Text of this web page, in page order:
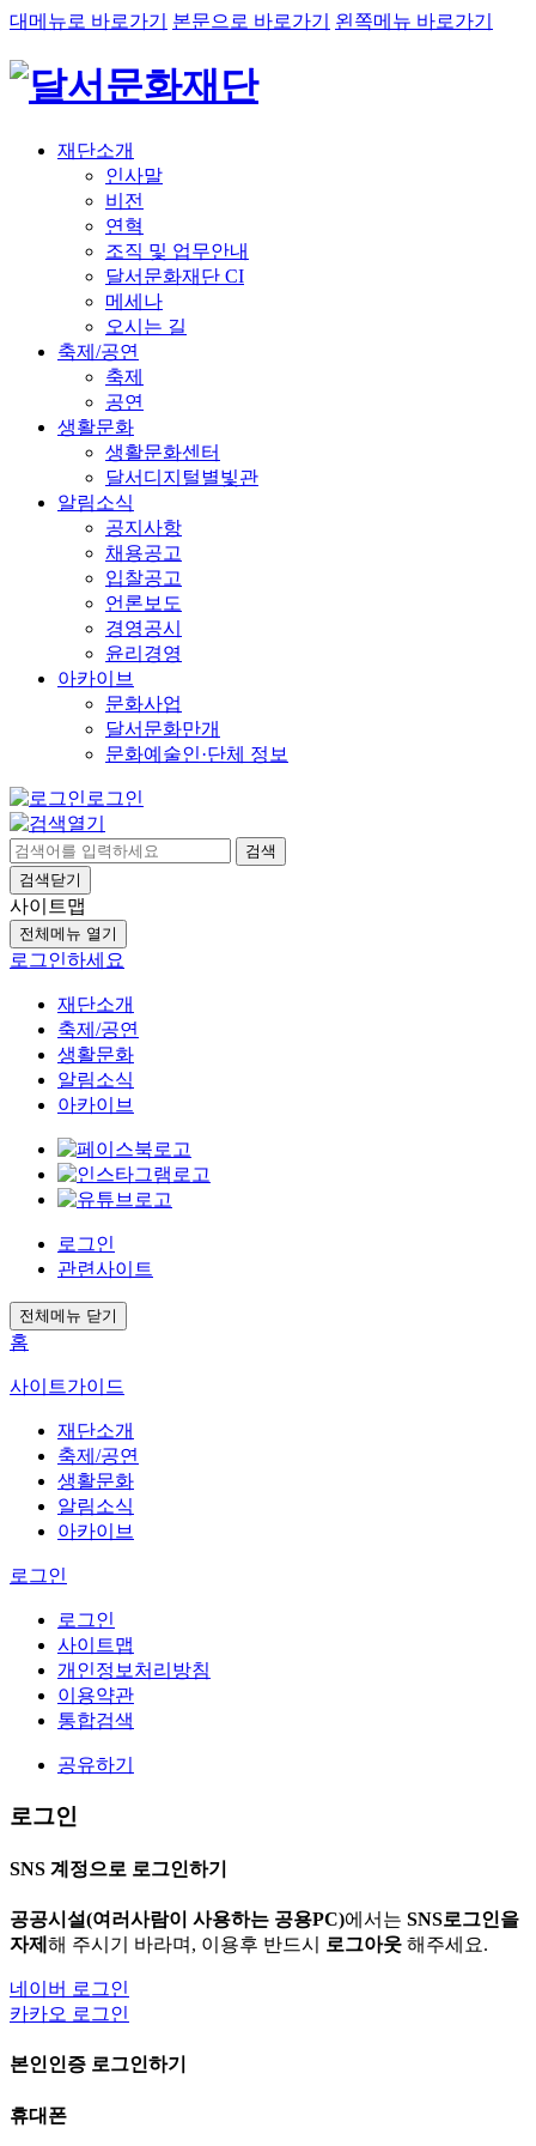
대메뉴로 바로가기 본문으로 바로가기 왼쪽메뉴 바로가기
재단소개
인사말
비전
연혁
조직 및 업무안내
달서문화재단 CI
메세나
오시는 길
축제/공연
축제
공연
생활문화
생활문화센터
달서디지털별빛관
알림소식
공지사항
채용공고
입찰공고
언론보도
경영공시
윤리경영
아카이브
문화사업
달서문화만개
문화예술인·단체 정보
로그인
검색
검색닫기
사이트맵
전체메뉴 열기
로그인하세요
재단소개
축제/공연
생활문화
알림소식
아카이브
로그인
관련사이트
전체메뉴 닫기
홈
사이트가이드
재단소개
축제/공연
생활문화
알림소식
아카이브
로그인
로그인
사이트맵
개인정보처리방침
이용약관
통합검색
공유하기
로그인
SNS 계정으로 로그인하기
공공시설(여러사람이 사용하는 공용PC)에서는 SNS로그인을
자제 해 주시기 바라며, 이용후 반드시 로그아웃 해주세요.
네이버 로그인
카카오 로그인
본인인증 로그인하기
휴대폰